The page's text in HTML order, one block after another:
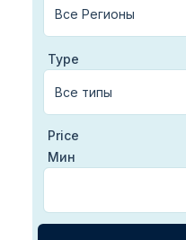
Type
Price
Мин